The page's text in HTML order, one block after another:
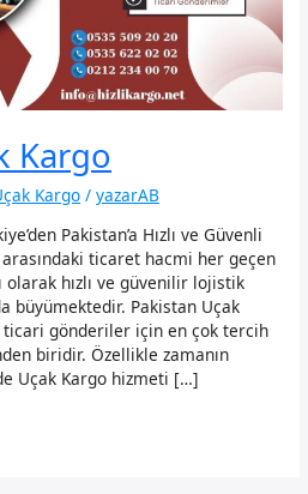
Kargo
Kargo /yazarAB
Pakistan’a Hızlı ve Güvenli
ticaret hacmi her geçen
olarak hızlı ve güvenilir lojistik
büyümektedir. Pakistan Uçak
gönderiler için en çok tercih
biridir. Özellikle zamanın
Uçak Kargo hizmeti […]